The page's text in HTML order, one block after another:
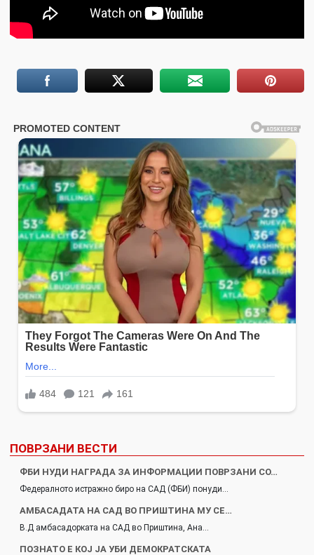
ПОВРЗАНИ ВЕСТИ
ФБИ НУДИ НАГРАДА ЗА ИНФОРМАЦИИ ПОВРЗАНИ СО…
Федералното истражно биро на САД (ФБИ) понуди…
АМБАСАДАТА НА САД ВО ПРИШТИНА МУ СЕ…
В.Д амбасадорката на САД во Приштина, Ана…
ПОЗНАТО Е КОЈ ЈА УБИ ДЕМОКРАТСКАТА